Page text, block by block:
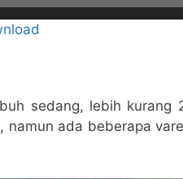
sedang, lebih kurang
ada beberapa